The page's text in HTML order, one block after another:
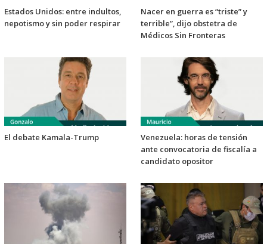
Estados Unidos: entre indultos,
nepotismo y sin poder respirar
Nacer en guerra es “triste” y
terrible”, dijo obstetra de
Médicos Sin Fronteras
El debate Kamala-Trump
Venezuela: horas de tensión
ante convocatoria de fiscalía a
candidato opositor